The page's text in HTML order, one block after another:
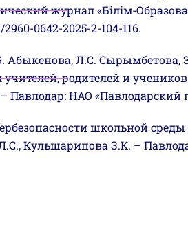
журнал «Білім-
0642-2025-2-104-116.
Л.С. Сырымбетова,
родителей и
НАО «Павлодарский
школьной
Кульшарипова З.К. –